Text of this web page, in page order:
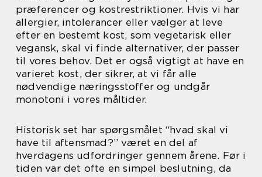
præferencer og kostrestriktioner. Hvis vi har
allergier, intolerancer eller vælger at leve
efter en bestemt kost, som vegetarisk eller
vegansk, skal vi finde alternativer, der passer
til vores behov. Det er også vigtigt at have en
varieret kost, der sikrer, at vi får alle
nødvendige næringsstoffer og undgår
monotoni i vores måltider.
Historisk set har spørgsmålet “hvad skal vi
have til aftensmad?” været en del af
hverdagens udfordringer gennem årene. Før i
tiden var det ofte en simpel beslutning, da